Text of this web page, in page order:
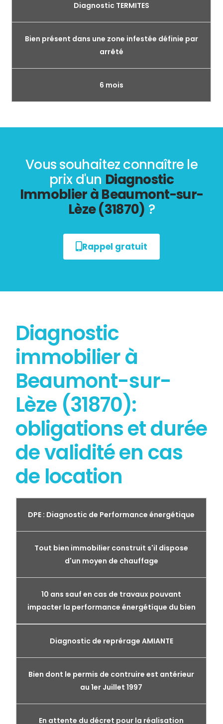
Diagnostic TERMITES
Bien présent dans une zone infestée définie par
arrêté
6 mois
Vous souhaitez connaître le
prix d'un Diagnostic
Immoblier à Beaumont-sur-
Lèze (31870) ?
Rappel gratuit
Diagnostic
immobilier à
Beaumont-sur-
Lèze (31870):
obligations et durée
de validité en cas
de location
DPE : Diagnostic de Performance énergétique
Tout bien immobilier construit s'il dispose
d'un moyen de chauffage
10 ans sauf en cas de travaux pouvant
impacter la performance énergétique du bien
Diagnostic de reprérage AMIANTE
Bien dont le permis de contruire est antérieur
au 1er Juillet 1997
En attente du décret pour la réalisation